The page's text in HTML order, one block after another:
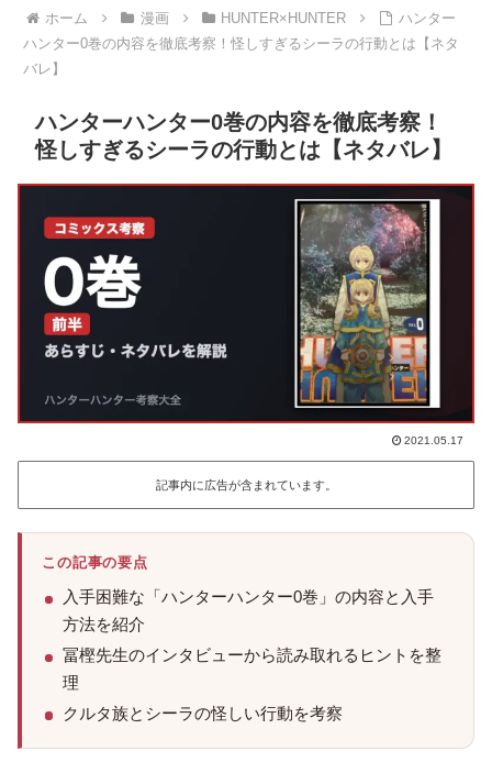
ホーム 漫画 HUNTER×HUNTER
ハンター
ハンター0巻の内容を徹底考察！怪しすぎるシーラの行動とは【ネタ
バレ】
ハンターハンター0巻の内容を徹底考察！
怪しすぎるシーラの行動とは【ネタバレ】
2021.05.17
記事内に広告が含まれています。
この記事の要点
入手困難な「ハンターハンター0巻」の内容と入手
方法を紹介
冨樫先生のインタビューから読み取れるヒントを整
理
クルタ族とシーラの怪しい行動を考察